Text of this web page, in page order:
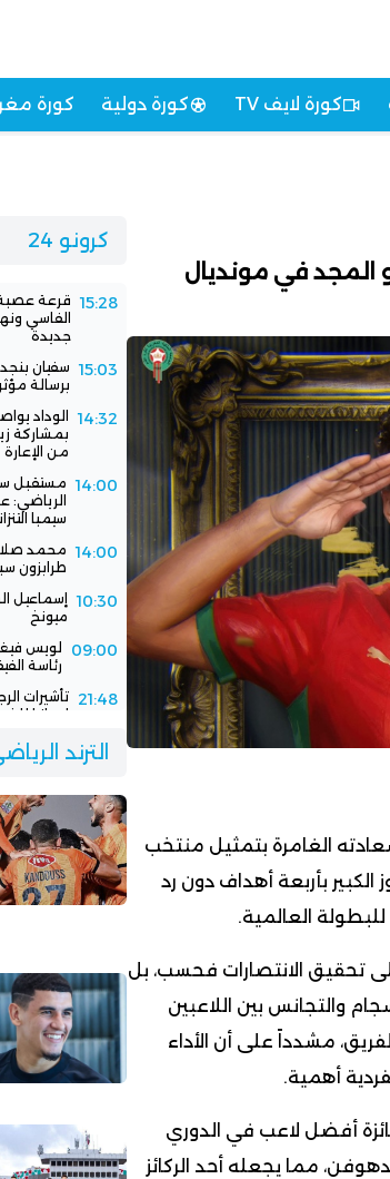
كورة لايف TV كورة دولية كورة
المجد في مونديال
الغامرة بتمثيل منتخب
وذلك عقب الفوز الكبير بأربعة أهداف دون رد
العالمية.
تحقيق الانتصارات فحسب، بل
والتجانس بين اللاعبين
مشدداً على أن الأداء
أهمية.
أفضل لاعب في الدوري
مما يجعله أحد الركائز
كرونو 24
15:28 قرعة عصبة
الفاسي
جديدة
15:03 سفيان
برسالة
14:32
الوداد
بمشاركة
من الإعارة
14:00 مستقبل
سيمبا
14:00 محمد
طرابزون سبور
10:30
إسماعيل
ميونخ
09:00
لويس
رئاسة
21:48
تأشيرات
إسبانيا
21:00
فيفا تنفي
باستضافة
16:30 الرجاء
جديدة
الترند